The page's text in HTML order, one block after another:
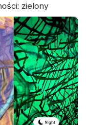
zielony